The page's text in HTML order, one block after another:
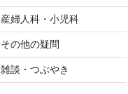
産婦人科・小児科
その他の疑問
雑談・つぶやき